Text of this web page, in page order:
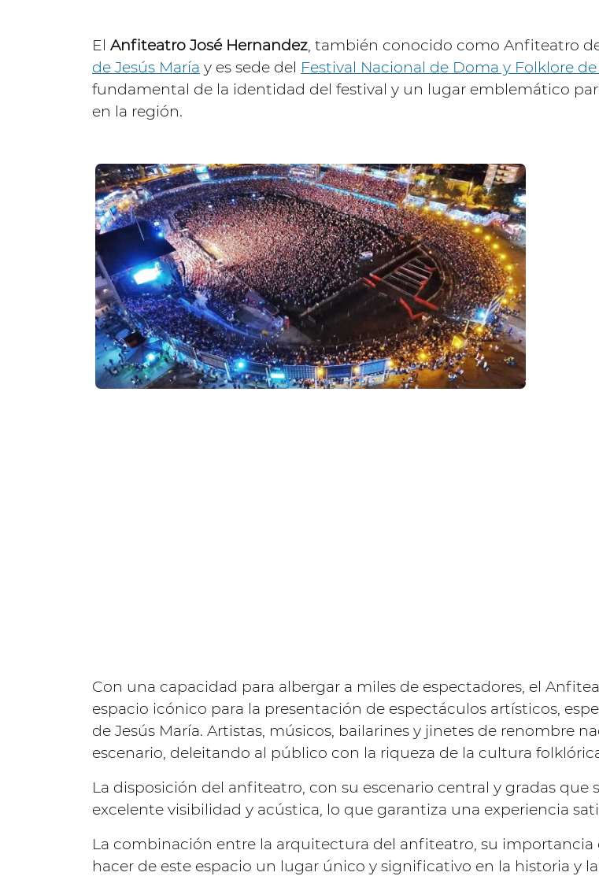
El Anfiteatro José Hernandez, también conocido como Anfiteatro
de Jesús María y es sede del Festival Nacional de Doma y Folklore de
fundamental de la identidad del festival y un lugar emblemático
en la región.
Con una capacidad para albergar a miles de espectadores, el
espacio icónico para la presentación de espectáculos artísticos,
de Jesús María. Artistas, músicos, bailarines y jinetes de renombre
escenario, deleitando al público con la riqueza de la cultura
La disposición del anfiteatro, con su escenario central y gradas que
excelente visibilidad y acústica, lo que garantiza una experiencia
La combinación entre la arquitectura del anfiteatro, su
hacer de este espacio un lugar único y significativo en la historia y